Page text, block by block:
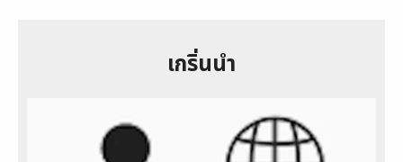
เกริ่นนำ